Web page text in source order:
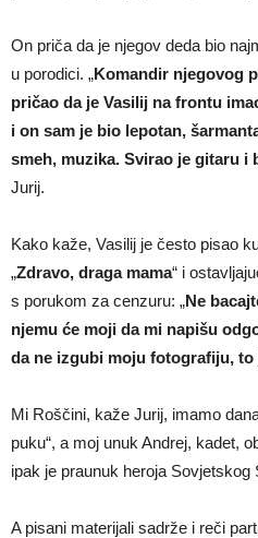
On priča da je njegov deda bio
u porodici. „Komandir njegovog
pričao da je Vasilij na frontu
i on sam je bio lepotan,
smeh, muzika. Svirao je gitaru i
Jurij.
Kako kaže, Vasilij je često pisao
„Zdravo, draga mama“ i
s porukom za cenzuru: „Ne
njemu će moji da mi napišu
da ne izgubi moju fotografiju,
Mi Roščini, kaže Jurij, imamo
puku“, a moj unuk Andrej, kadet,
ipak je praunuk heroja Sovjetskog
A pisani materijali sadrže i reči